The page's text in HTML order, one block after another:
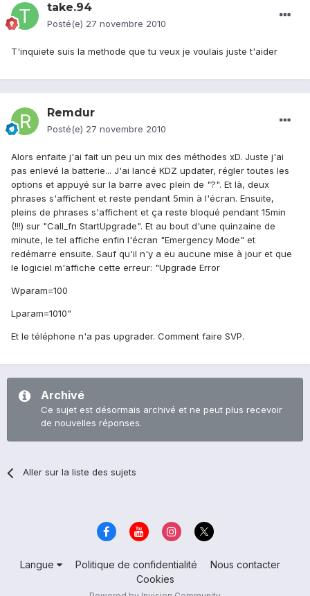
take.94
Posté(e) 27 novembre 2010
T'inquiete suis la methode que tu veux je voulais juste t'aider
Remdur
Posté(e) 27 novembre 2010
Alors enfaite j'ai fait un peu un mix des méthodes xD. Juste j'ai
pas enlevé la batterie... J'ai lancé KDZ updater, régler toutes les
options et appuyé sur la barre avec plein de "?". Et là, deux
phrases s'affichent et reste pendant 5min à l'écran. Ensuite,
pleins de phrases s'affichent et ça reste bloqué pendant 15min
(!!!) sur "Call_fn StartUpgrade". Et au bout d'une quinzaine de
minute, le tel affiche enfin l'écran "Emergency Mode" et
redémarre ensuite. Sauf qu'il n'y a eu aucune mise à jour et que
le logiciel m'affiche cette erreur: "Upgrade Error
Wparam=100
Lparam=1010"
Et le téléphone n'a pas upgrader. Comment faire SVP.
Archivé
Ce sujet est désormais archivé et ne peut plus recevoir
de nouvelles réponses.
Aller sur la liste des sujets
Langue Politique de confidentialité
Nous contacter
Cookies